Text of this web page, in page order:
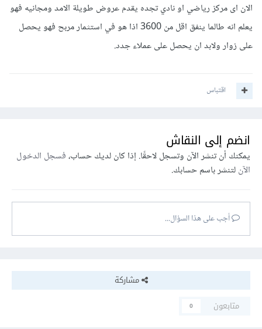
الان اى مركز رياضي او نادي تجده يقدم عروض طويلة الامد ومجانيه فهو
يعلم انه طالما ينفق اقل من 3600 اذا هو في استثمار مربح فهو يحصل
على زوار ولابد ان يحصل على عملاء جدد.
اقتباس
انضم إلى النقاش
يمكنك أن تنشر الآن وتسجل لاحقًا. إذا كان لديك حساب،فسجل الدخول
الآنلتنشر باسم حسابك.
أجب على هذا السؤال...
مشاركة
متابعون
0